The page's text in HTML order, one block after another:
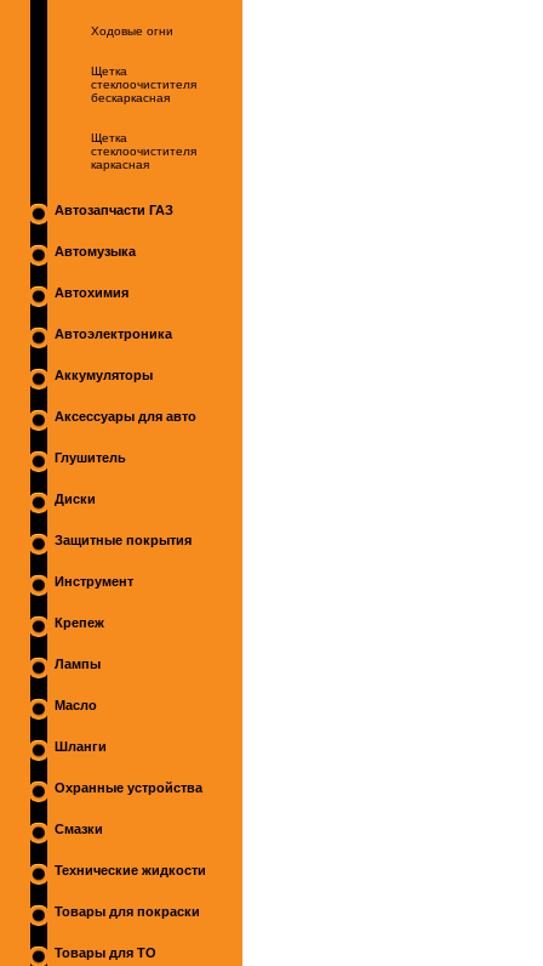
Ходовые огни
Щетка
стеклоочистителя
бескаркасная
Щетка
стеклоочистителя
каркасная
Автозапчасти ГАЗ
Автомузыка
Автохимия
Автоэлектроника
Аккумуляторы
Аксессуары для авто
Глушитель
Диски
Защитные покрытия
Инструмент
Крепеж
Лампы
Масло
Шланги
Охранные устройства
Смазки
Технические жидкости
Товары для покраски
Товары для ТО